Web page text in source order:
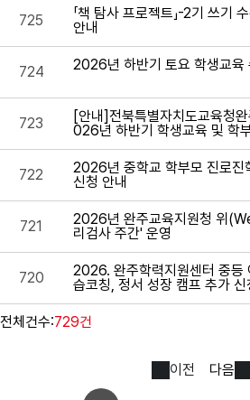
725
「책 탐사 프로젝트」-2기 쓰기
안내
724 2026년 하반기 토요 학생교육
723
[안내]전북특별자치도교육청
026년 하반기 학생교육 및 학
강생 모집
722
2026년 중학교 학부모 진로진
신청 안내
721
2026년 완주교육지원청 위
리검사 주간' 운영
720
2026. 완주학력지원센터 중등
습코칭, 정서 성장 캠프 추가 신
전체건수:729건
이전 다음